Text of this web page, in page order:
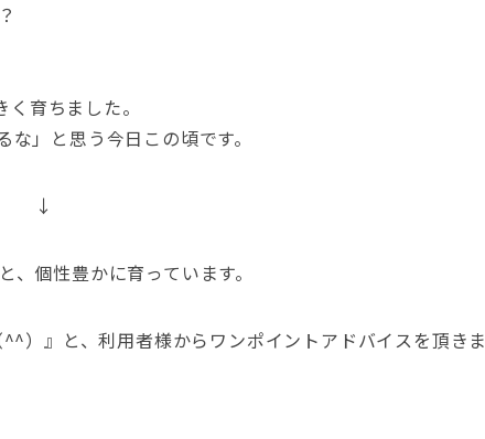
育ちました。
」と思う今日この頃です。
↓
個性豊かに育っています。
）』と、利用者様からワンポイントアドバイスを頂きま